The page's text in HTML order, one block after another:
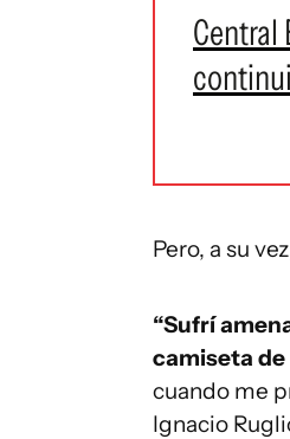
Central
Pero, a su
“Sufrí
camiseta
cuando me
Ignacio